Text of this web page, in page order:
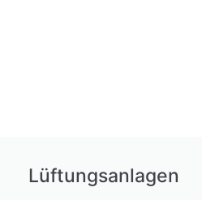
Lüftungsanlagen